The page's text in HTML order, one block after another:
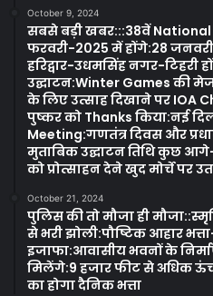
October 9, 2024
सबसे बड़ी खबर:::38वें
फरवरी-2025 में होंगे:28
हरिद्वार-उधमसिंह नगर-टिहरी
उद्घाटन:Winter Games की
के लिए उत्साह दिखाने पर IOA
पुष्कर को Thanks किया:नई
Meeting:गणतंत्र दिवस और
मुताबिक उद्घाटन तिथि कुछ
को प्रोत्साहन देने खुद मोर्चे पर
October 21, 2024
पुलिस की तो मौजा ही
से भरी झोली:पौष्टिक आहार
इजाफा:आवासीय भवनों के
मिलेंगे:9 हजार फीट से अधिक
का होगा दैनिक भत्ता